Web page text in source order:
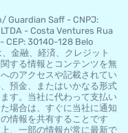
Guardian Saff - CNPJ:
- Costa Ventures Rua
CEP: 30140-128 Belo
金融、経済、クレジット
する情報とコンテンツを無
のアクセスや記載されてい
預金、またはいかなる形式
す。当社に代わって支払い
場合は、すぐに当社に通知
情報を共有することです
、一部の情報が常に最新で